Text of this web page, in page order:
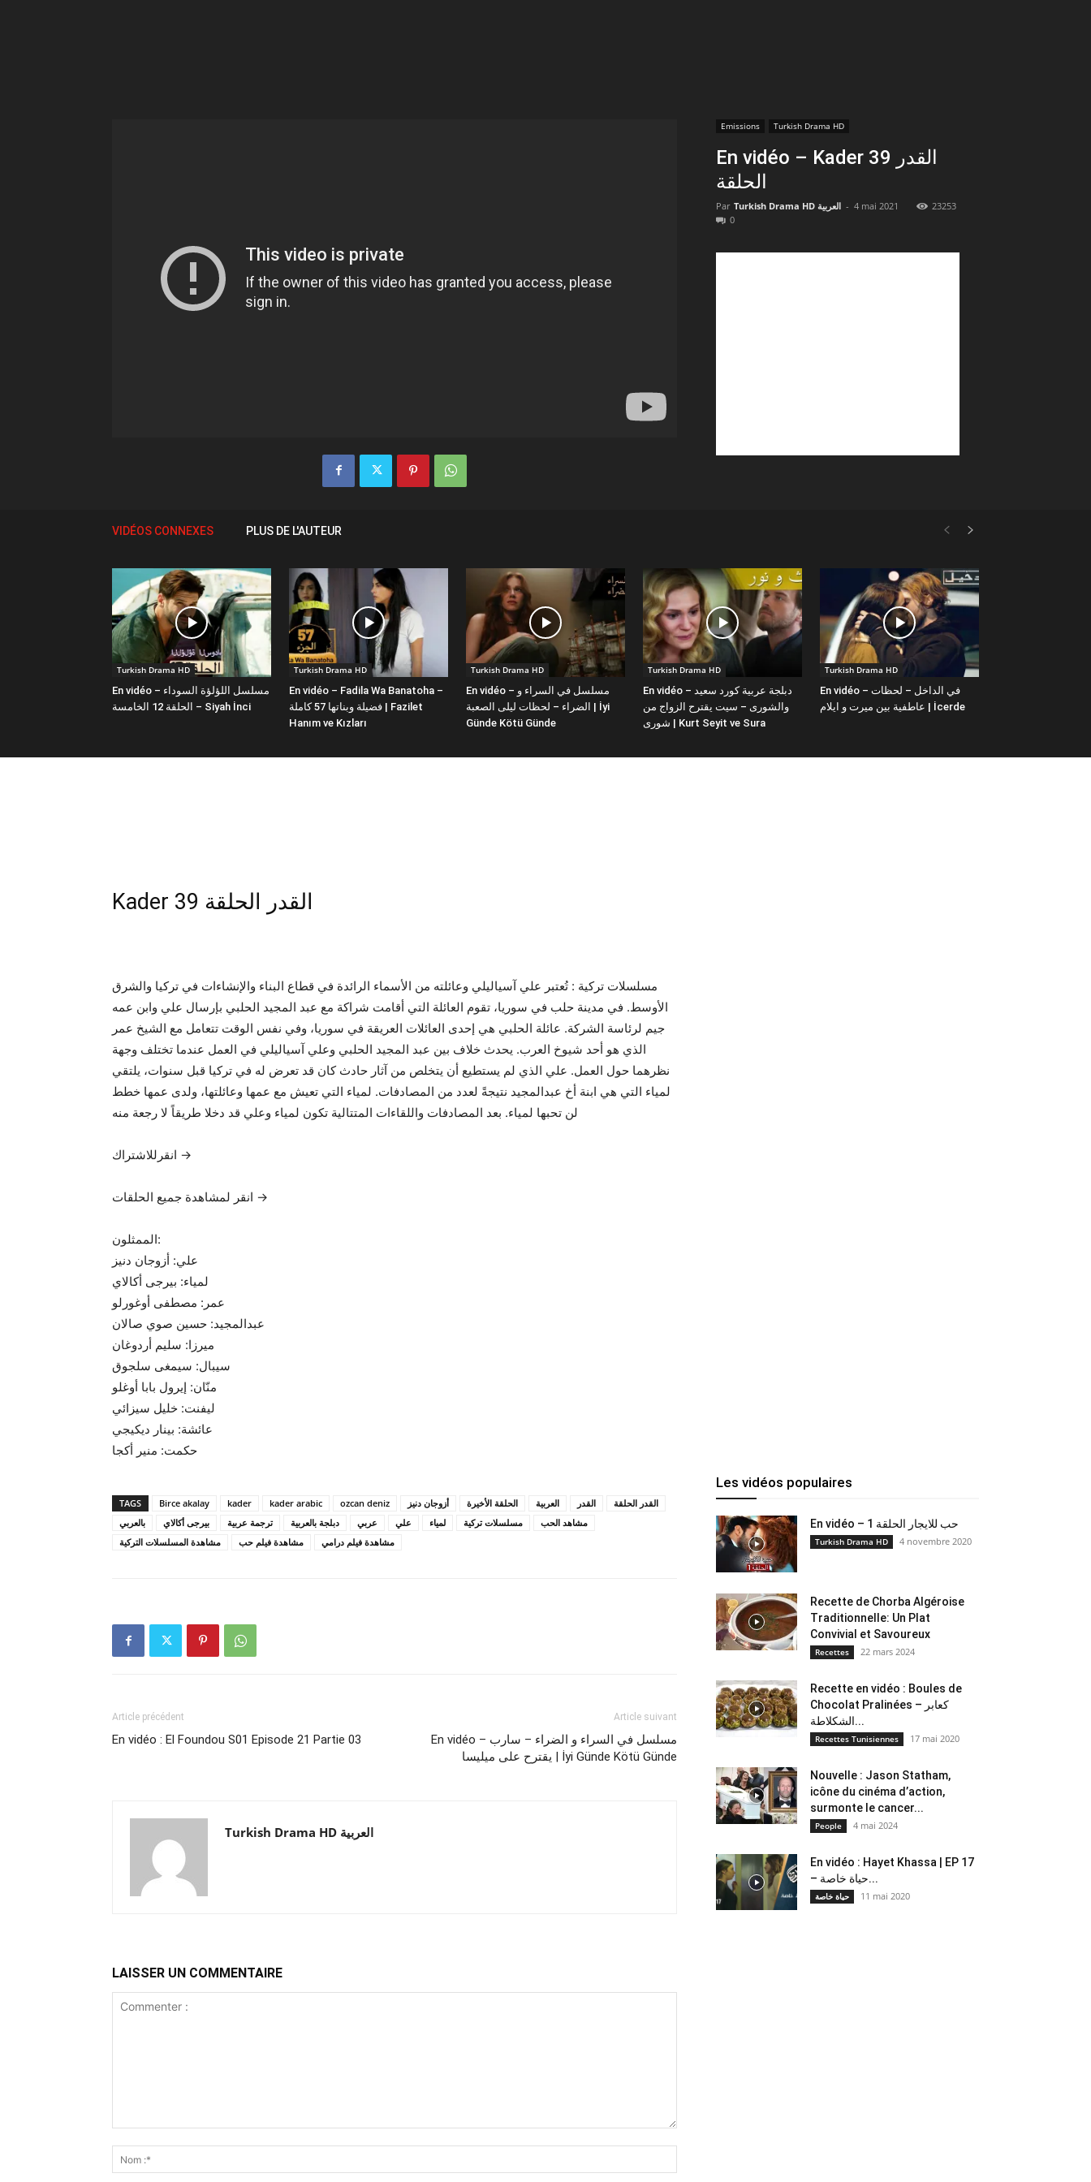
Emissions Turkish Drama HD
En vidéo – Kader 39 القدر
الحلقة
Par Turkish Drama HD العربية - 4 mai 2021
23253
0
VIDÉOS CONNEXES PLUS DE L'AUTEUR
Turkish Drama HD
En vidéo – مسلسل اللؤلؤة السوداء
الحلقة 12 الخامسة – Siyah İnci
Turkish Drama HD
En vidéo – Fadila Wa Banatoha –
فضيلة وبناتها 57 كاملة | Fazilet
Hanım ve Kızları
Turkish Drama HD
En vidéo – مسلسل في السراء و
الضراء – لحظات ليلى الصعبة | İyi
Günde Kötü Günde
Turkish Drama HD
En vidéo – دبلجة عربية كورد سعيد
والشورى – سيت يقترح الزواج من
شورى | Kurt Seyit ve Sura
Turkish Drama HD
En vidéo – في الداخل – لحظات
عاطفية بين ميرت و ايلام | İcerde
Kader 39 القدر الحلقة
مسلسلات تركية : تُعتبر علي آسياليلي وعائلته من الأسماء الرائدة في قطاع البناء والإنشاءات في تركيا والشرق
الأوسط. في مدينة حلب في سوريا، تقوم العائلة التي أقامت شراكة مع عبد المجيد الحلبي بإرسال علي وابن عمه
جيم لرئاسة الشركة. عائلة الحلبي هي إحدى العائلات العريقة في سوريا، وفي نفس الوقت تتعامل مع الشيخ عمر
الذي هو أحد شيوخ العرب. يحدث خلاف بين عبد المجيد الحلبي وعلي آسياليلي في العمل عندما تختلف وجهة
نظرهما حول العمل. علي الذي لم يستطيع أن يتخلص من آثار حادث كان قد تعرض له في تركيا قبل سنوات، يلتقي
لمياء التي هي ابنة أخ عبدالمجيد نتيجةً لعدد من المصادفات. لمياء التي تعيش مع عمها وعائلتها، ولدى عمها خطط
لن تحبها لمياء. بعد المصادفات واللقاءات المتتالية تكون لمياء وعلي قد دخلا طريقاً لا رجعة منه
انقرللاشتراك →
انقر لمشاهدة جميع الحلقات →
الممثلون:
علي: أزوجان دنيز
لمياء: بيرجى أكالاي
عمر: مصطفى أوغورلو
عبدالمجيد: حسين صوي صالان
ميرزا: سليم أردوغان
سيبال: سيمغى سلجوق
منّان: إيرول بابا أوغلو
ليفنت: خليل سيزائي
عائشة: بينار ديكيجي
حكمت: منير أكجا
TAGS Birce akalay kader kader arabic ozcan deniz أزوجان دنيز الحلقة الأخيرة العربية القدر
القدر الحلقة
بالعربي
بيرجى أكالاي ترجمة عربية دبلجة بالعربية عربي علي لمياء مسلسلات تركية
مشاهد الحب
مشاهدة المسلسلات التركية
مشاهدة فيلم حب مشاهدة فيلم درامي
Article précédent
En vidéo : El Foundou S01 Episode 21 Partie 03
Article suivant
En vidéo – مسلسل في السراء و الضراء – سارب
يقترح على ميليسا | İyi Günde Kötü Günde
Turkish Drama HD العربية
LAISSER UN COMMENTAIRE
Les vidéos populaires
En vidéo – حب للايجار الحلقة 1
Turkish Drama HD 4 novembre 2020
Recette de Chorba Algéroise
Traditionnelle: Un Plat
Convivial et Savoureux
Recettes 22 mars 2024
Recette en vidéo : Boules de
Chocolat Pralinées – كعابر
الشكلاطة...
Recettes Tunisiennes 17 mai 2020
Nouvelle : Jason Statham,
icône du cinéma d’action,
surmonte le cancer...
People 4 mai 2024
En vidéo : Hayet Khassa | EP 17
– حياة خاصة...
حياة خاصة 11 mai 2020